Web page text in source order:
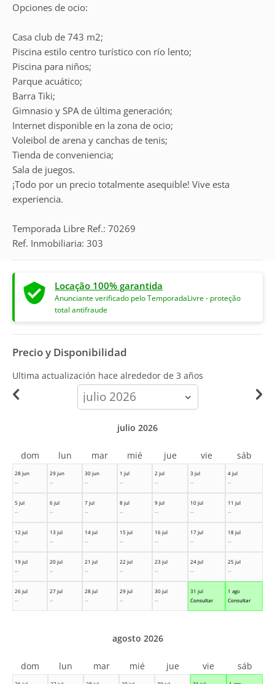
Opciones de ocio:
Casa club de 743 m2;
Piscina estilo centro turístico con río lento;
Piscina para niños;
Parque acuático;
Barra Tiki;
Gimnasio y SPA de última generación;
Internet disponible en la zona de ocio;
Voleibol de arena y canchas de tenis;
Tienda de conveniencia;
Sala de juegos.
¡Todo por un precio totalmente asequible! Vive esta
experiencia.
Temporada Libre Ref.: 70269
Ref. Inmobiliaria: 303
Locação 100% garantida
Anunciante verificado pelo TemporadaLivre - proteção
total antifraude
Precio y Disponibilidad
Ultima actualización hace alrededor de 3 años
calendar-
month
28 jun
--
29 jun
--
30 jun
--
1 jul
--
2 jul
--
3 jul
--
4 jul
--
5 jul
--
6 jul
--
7 jul
--
8 jul
--
9 jul
--
10 jul
--
11 jul
--
12 jul
--
13 jul
--
14 jul
--
15 jul
--
16 jul
--
17 jul
--
18 jul
--
19 jul
--
20 jul
--
21 jul
--
22 jul
--
23 jul
--
24 jul
--
25 jul
--
26 jul
--
27 jul
--
28 jul
--
29 jul
--
30 jul
--
31 jul
Consultar
1 ago
Consultar
julio 2026
dom lun mar mié jue vie sáb
agosto 2026
dom lun mar mié jue vie sáb